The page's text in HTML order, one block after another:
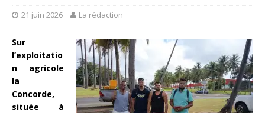
21 juin 2026 La rédaction
Sur
l’exploitatio
n agricole
la
Concorde,
située à